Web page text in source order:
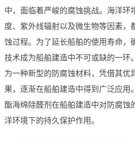
中，面临着严峻的腐蚀挑战。海洋环
度、紫外线辐射以及微生物等因素，
蚀过程。为了延长船舶的使用寿命，
技术成为船舶建造中不可或缺的一环
为一种新型的防腐蚀材料，凭借其优
果，逐渐在船舶建造中得到广泛应用
酯海绵除醛剂在船舶建造中对防腐蚀
洋环境下的持久保护作用。